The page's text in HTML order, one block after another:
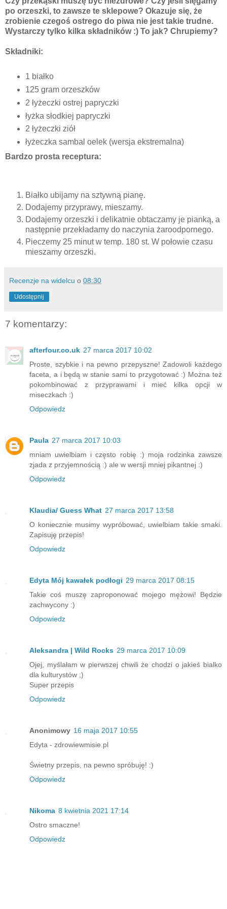
po orzeszki, to zawsze te sklepowe? Okazuje się, że
zrobienie czegoś ostrego do piwa nie jest takie trudne.
Wystarczy tylko kilka składników :) To jak? Chrupiemy?
Składniki:
1 białko
125 gram orzeszków
2 łyżeczki ostrej papryczki
łyżka słodkiej papryczki
2 łyżeczki ziół
łyżeczka sambal oelek (wersja ekstremalna)
Bardzo prosta receptura:
Białko ubijamy na sztywną pianę.
Dodajemy przyprawy, mieszamy.
Dodajemy orzeszki i delikatnie obtaczamy je pianką, a
następnie przekładamy do naczynia żaroodpornego.
Pieczemy 25 minut w temp. 180 st. W połowie czasu
mieszamy orzeszki.
Recenzje na widelcu o 08:30
Udostępnij
7 komentarzy:
afterfour.co.uk 27 marca 2017 10:02
Proste, szybkie i na pewno przepyszne! Zadowoli każdego
faceta, a i będą w stanie sami to przygotować :) Można też
pokombinować z przyprawami i mieć kilka opcji w
miseczkach :)
Odpowiedz
Paula 27 marca 2017 10:03
mniam uwielbiam i często robię :) moja rodzinka zawsze
zjada z przyjemnością :) ale w wersji mniej pikantnej :)
Odpowiedz
Klaudia/ Guess What 27 marca 2017 13:58
O koniecznie musimy wypróbować, uwielbiam takie smaki.
Zapisuję przepis!
Odpowiedz
Edyta Mój kawałek podłogi 29 marca 2017 08:15
Takie coś muszę zaproponować mojego mężowi! Będzie
zachwycony :)
Odpowiedz
Aleksandra | Wild Rocks 29 marca 2017 10:09
Ojej, myślałam w pierwszej chwili że chodzi o jakieś bialko
dla kulturystów ;)
Super przepis
Odpowiedz
Anonimowy 16 maja 2017 10:55
Edyta - zdrowiewmisie.pl
Świetny przepis, na pewno spróbuję! :)
Odpowiedz
Nikoma 8 kwietnia 2021 17:14
Ostro smaczne!
Odpowiedz